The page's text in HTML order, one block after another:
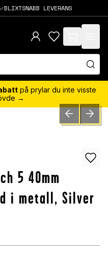
BLIXTSNABB LEVERANS
items in cart,
på prylar du inte visste
→
PREVIOUSNEXT
5 40mm
i metall, Silver